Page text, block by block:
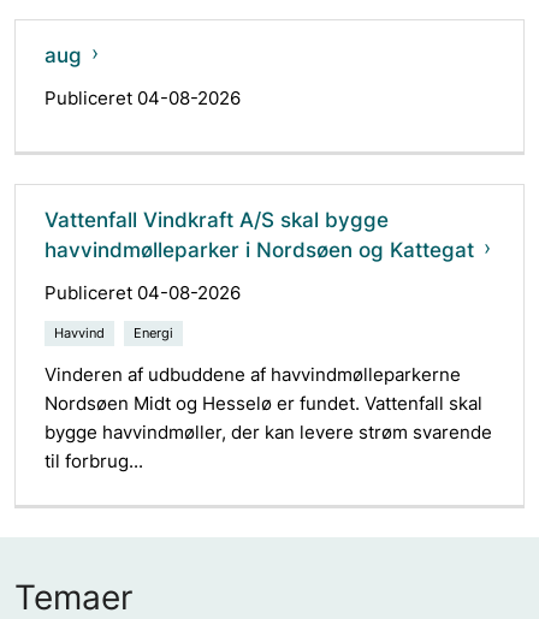
aug
Publiceret 04-08-2026
Vattenfall Vindkraft A/S skal bygge
havvindmølleparker i Nordsøen og Kattegat
Publiceret 04-08-2026
Havvind Energi
Vinderen af udbuddene af havvindmølleparkerne
Nordsøen Midt og Hesselø er fundet. Vattenfall skal
bygge havvindmøller, der kan levere strøm svarende
til forbrug...
Temaer